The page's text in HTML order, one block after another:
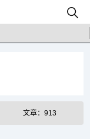
文章：913